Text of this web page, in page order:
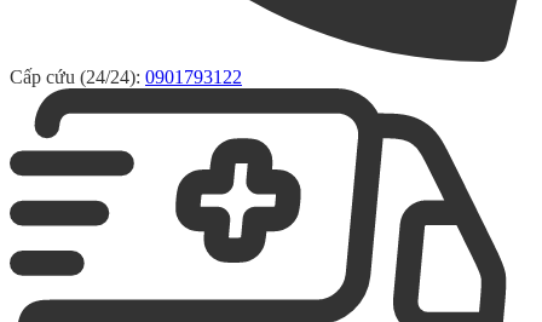
Cấp cứu (24/24): 0901793122